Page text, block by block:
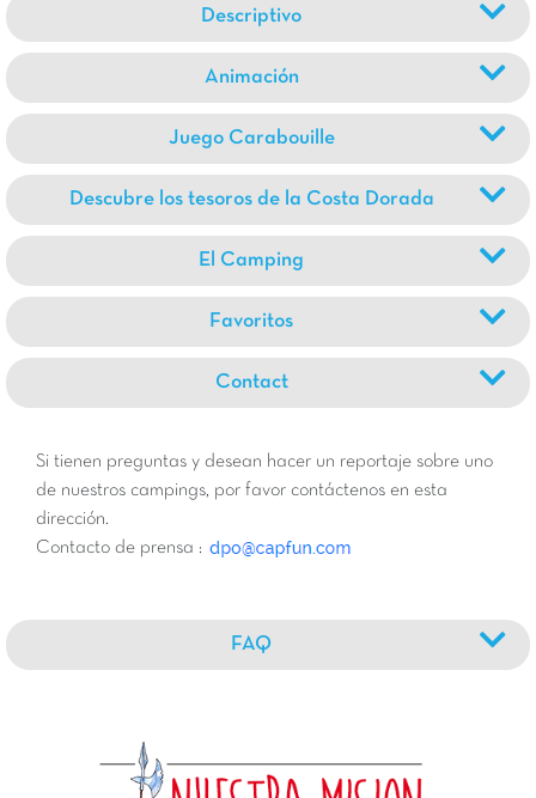
Descriptivo
Animación
Juego Carabouille
Descubre los tesoros de la Costa Dorada
El Camping
Favoritos
Contact
Si tienen preguntas y desean hacer un reportaje sobre uno
de nuestros campings, por favor contáctenos en esta
dirección.
Contacto de prensa :
FAQ